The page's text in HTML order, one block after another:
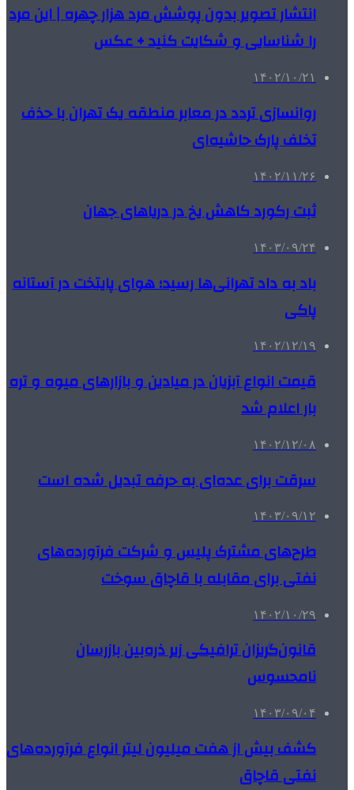
انتشار تصویر بدون پوشش مرد هزار چهره | این مرد
را شناسایی و شکایت کنید + عکس
۱۴۰۲/۱۰/۲۱
روانسازی تردد در معابر منطقه یک تهران با حذف
تخلف پارک حاشیه‌ای
۱۴۰۲/۱۱/۲۶
ثبت رکورد کاهش یخ در دریاهای جهان
۱۴۰۳/۰۹/۲۴
باد به داد تهرانی‌ها رسید؛ هوای پایتخت در آستانه
پاکی
۱۴۰۲/۱۲/۱۹
قیمت انواع آبزیان در میادین و بازارهای میوه و تره
بار اعلام شد
۱۴۰۲/۱۲/۰۸
سرقت برای عده‌ای به حرفه تبدیل شده است
۱۴۰۳/۰۹/۱۲
طرح‌های مشترک پلیس و شرکت فرآورده‌های
نفتی برای مقابله با قاچاق سوخت
۱۴۰۲/۱۰/۲۹
قانون‌گریزان ترافیکی زیر ذره‌بین بازرسان
نامحسوس
۱۴۰۳/۰۹/۰۴
کشف بیش از هفت میلیون لیتر انواع فرآورده‌های
نفتی قاچاق